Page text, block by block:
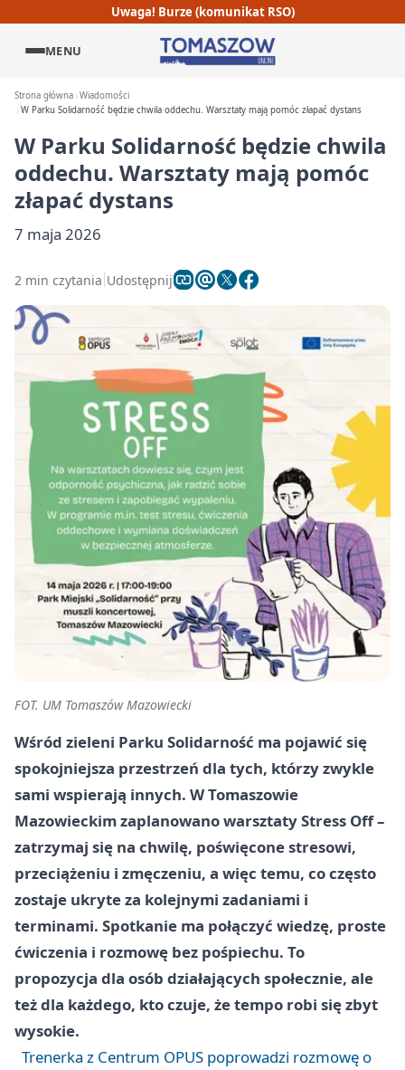
Uwaga! Burze (komunikat RSO)
MENU
Strona główna Wiadomości
W Parku Solidarność będzie chwila oddechu. Warsztaty mają pomóc złapać dystans
W Parku Solidarność będzie chwila
oddechu. Warsztaty mają pomóc
złapać dystans
7 maja 2026
2 min czytania Udostępnij
FOT. UM Tomaszów Mazowiecki
Wśród zieleni Parku Solidarność ma pojawić się
spokojniejsza przestrzeń dla tych, którzy zwykle
sami wspierają innych. W Tomaszowie
Mazowieckim zaplanowano warsztaty Stress Off –
zatrzymaj się na chwilę, poświęcone stresowi,
przeciążeniu i zmęczeniu, a więc temu, co często
zostaje ukryte za kolejnymi zadaniami i
terminami. Spotkanie ma połączyć wiedzę, proste
ćwiczenia i rozmowę bez pośpiechu. To
propozycja dla osób działających społecznie, ale
też dla każdego, kto czuje, że tempo robi się zbyt
wysokie.
Trenerka z Centrum OPUS poprowadzi rozmowę o